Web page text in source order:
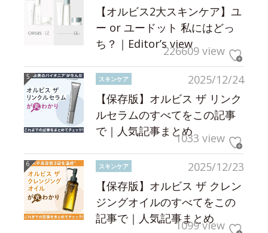
【オルビス2大スキンケア】ユ
ー or ユードット 私にはどっ
ち？｜Editor’s view226609 view
2025/12/24
スキンケア
【保存版】オルビス ザ リンク
ルセラムのすべてをこの記事
で｜人気記事まとめ1033 view
2025/12/23
スキンケア
【保存版】オルビス ザ クレン
ジングオイルのすべてをこの
記事で｜人気記事まとめ
1099 view